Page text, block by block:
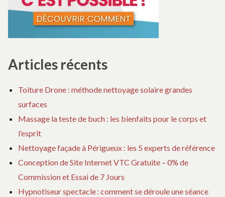
Articles récents
Toiture Drone : méthode nettoyage solaire grandes
surfaces
Massage la teste de buch : les bienfaits pour le corps et
l’esprit
Nettoyage façade à Périgueux : les 5 experts de référence
Conception de Site Internet VTC Gratuite – 0% de
Commission et Essai de 7 Jours
Hypnotiseur spectacle : comment se déroule une séance